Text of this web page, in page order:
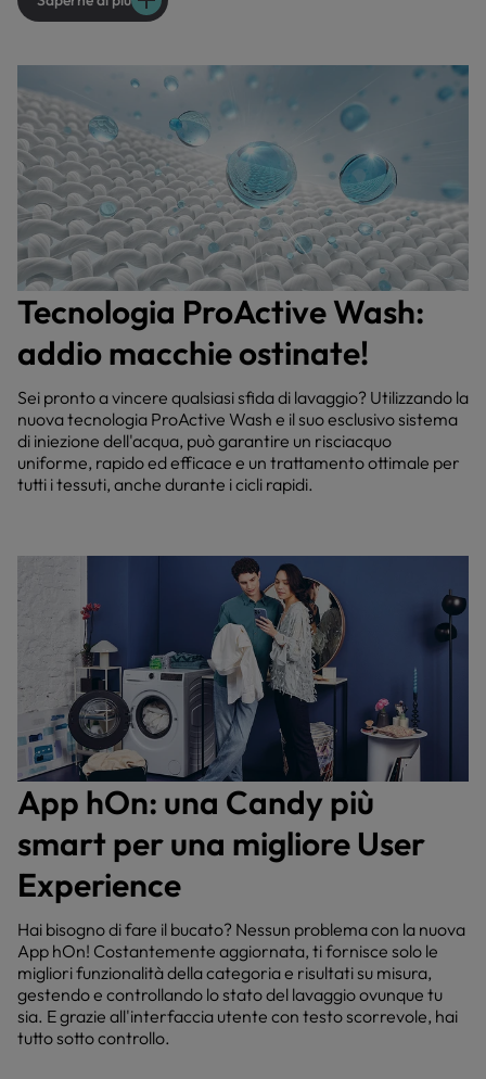
Tecnologia ProActive Wash:
addio macchie ostinate!
Sei pronto a vincere qualsiasi sfida di lavaggio? Utilizzando la
nuova tecnologia ProActive Wash e il suo esclusivo sistema
di iniezione dell'acqua, può garantire un risciacquo
uniforme, rapido ed efficace e un trattamento ottimale per
tutti i tessuti, anche durante i cicli rapidi.
App hOn: una Candy più
smart per una migliore User
Experience
Hai bisogno di fare il bucato? Nessun problema con la nuova
App hOn! Costantemente aggiornata, ti fornisce solo le
migliori funzionalità della categoria e risultati su misura,
gestendo e controllando lo stato del lavaggio ovunque tu
sia. E grazie all'interfaccia utente con testo scorrevole, hai
tutto sotto controllo.